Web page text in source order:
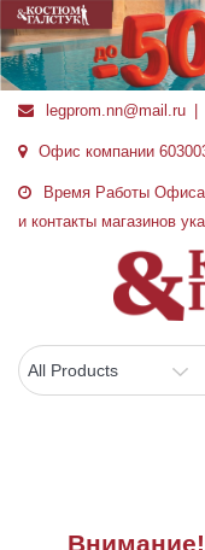
Перейти
к
содержимому
legprom.nn@mail.ru
Офис компании
Время Работы
и контакты магазинов